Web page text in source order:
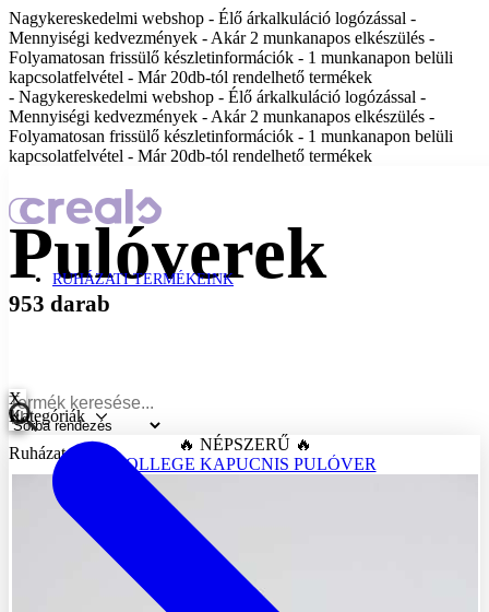
Nagykereskedelmi webshop - Élő árkalkuláció logózással -
Mennyiségi kedvezmények - Akár 2 munkanapos elkészülés -
Folyamatosan frissülő készletinformációk - 1 munkanapon belüli
kapcsolatfelvétel - Már 20db-tól rendelhető termékek
- Nagykereskedelmi webshop - Élő árkalkuláció logózással -
Mennyiségi kedvezmények - Akár 2 munkanapos elkészülés -
Folyamatosan frissülő készletinformációk - 1 munkanapon belüli
kapcsolatfelvétel - Már 20db-tól rendelhető termékek
RUHÁZATI TERMÉKEINK
Pulóverek
953 darab
X
Kategóriák
Ruházat
🔥 NÉPSZERŰ 🔥
COLLEGE KAPUCNIS PULÓVER